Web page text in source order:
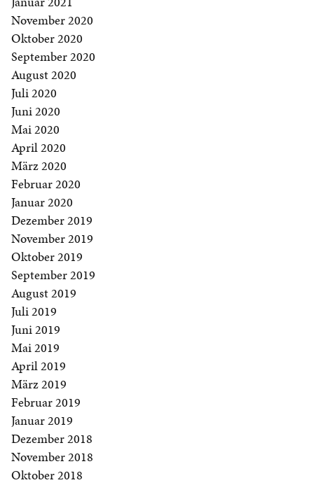
November 2020
Oktober 2020
September 2020
August 2020
Juli 2020
Juni 2020
Mai 2020
April 2020
März 2020
Februar 2020
Januar 2020
Dezember 2019
November 2019
Oktober 2019
September 2019
August 2019
Juli 2019
Juni 2019
Mai 2019
April 2019
März 2019
Februar 2019
Januar 2019
Dezember 2018
November 2018
Oktober 2018